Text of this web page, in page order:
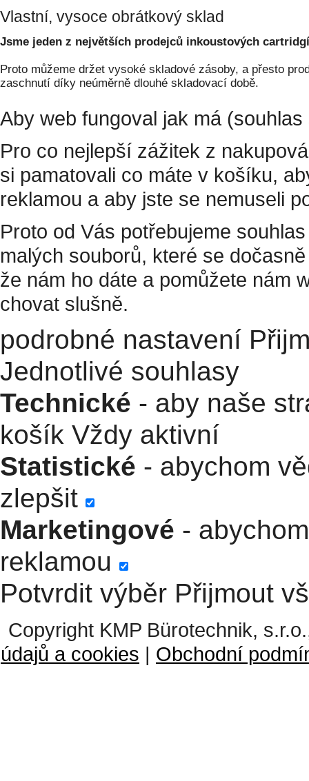
Vlastní, vysoce obrátkový sklad
Jsme jeden z největších prodejců inkoustových
Proto můžeme držet vysoké skladové zásoby, a přesto
zaschnutí díky neúměrně dlouhé skladovací době.
Aby web fungoval jak má
Pro co nejlepší zážitek z
si pamatovali co máte v košíku,
reklamou a aby jste se nemuseli
Proto od Vás potřebujeme
malých souborů, které se
že nám ho dáte a pomůžete nám
chovat slušně.
podrobné nastavení
Jednotlivé souhlasy
Technické - aby naše
košík Vždy aktivní
Statistické - abychom
zlepšit
Marketingové -
reklamou
Potvrdit výběr Přijmout
Copyright KMP Bürotechnik,
údajů a cookies | Obchodní